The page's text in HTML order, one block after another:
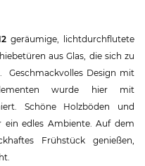
geräumige, lichtdurchflutete
aus Glas, die sich zu
Geschmackvolles Design mit
wurde hier mit
Schöne Holzböden und
edles Ambiente. Auf dem
Frühstück genießen,